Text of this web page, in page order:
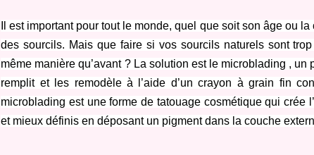
Il est important pour tout le monde, quel que soit son âge ou
des sourcils. Mais que faire si vos sourcils naturels sont
même manière qu’avant ? La solution est le microblading ,
remplit et les remodèle à l’aide d’un crayon à grain fin
microblading est une forme de tatouage cosmétique qui crée
et mieux définis en déposant un pigment dans la couche